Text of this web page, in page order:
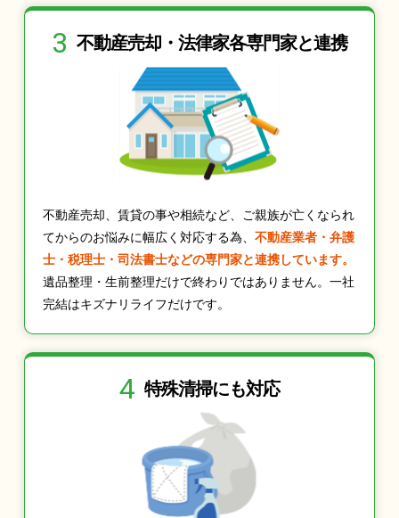
3 不動産売却・法律家各専門家と連携
不動産売却、賃貸の事や相続など、ご親族が亡くなられ
てからのお悩みに幅広く対応する為、 不動産業者・弁護
士・税理士・司法書士などの専門家と連携しています。
遺品整理・生前整理だけで終わりではありません。一社
完結はキズナリライフだけです。
4 特殊清掃にも対応